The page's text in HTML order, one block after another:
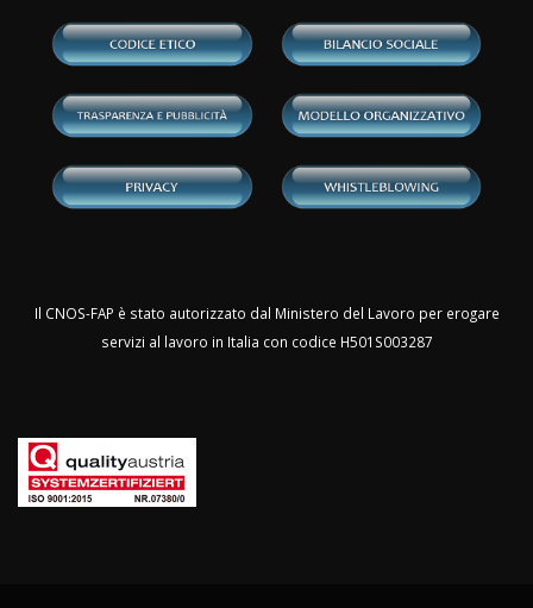
Il CNOS-FAP è stato autorizzato dal Ministero del Lavoro per erogare
servizi al lavoro in Italia con codice H501S003287